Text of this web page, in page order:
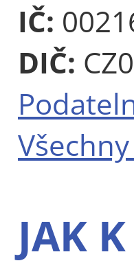
IČ:
DIČ:
JAK